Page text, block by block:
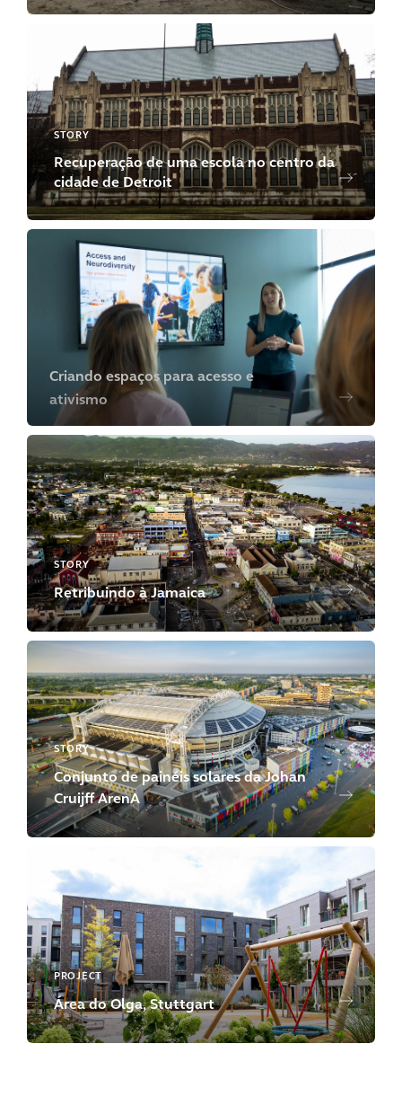
STORY
Recuperação de uma escola no centro da
cidade de Detroit
Criando espaços para acesso e
ativismo
STORY
Retribuindo à Jamaica
STORY
Conjunto de painéis solares da Johan
Cruijff ArenA
PROJECT
Área do Olga, Stuttgart